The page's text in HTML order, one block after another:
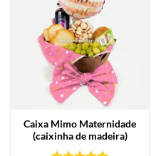
Caixa Mimo Maternidade
(caixinha de madeira)